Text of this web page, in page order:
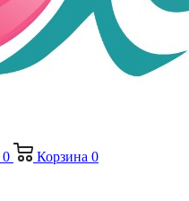
0 Корзина 0